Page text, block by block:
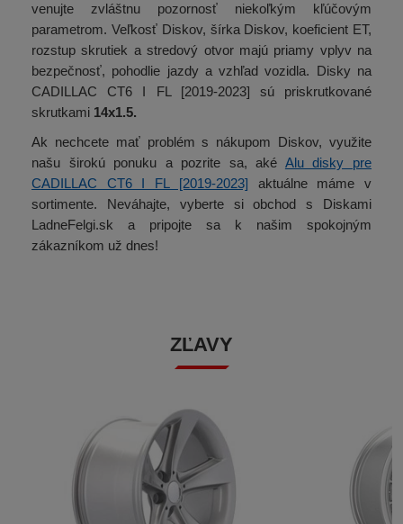
venujte zvláštnu pozornosť niekoľkým kľúčovým
parametrom. Veľkosť Diskov, šírka Diskov, koeficient ET,
rozstup skrutiek a stredový otvor majú priamy vplyv na
bezpečnosť, pohodlie jazdy a vzhľad vozidla. Disky na
CADILLAC CT6 I FL [2019-2023] sú priskrutkované
skrutkami 14x1.5.
Ak nechcete mať problém s nákupom Diskov, využite
našu širokú ponuku a pozrite sa, aké Alu disky pre
CADILLAC CT6 I FL [2019-2023] aktuálne máme v
sortimente. Neváhajte, vyberte si obchod s Diskami
LadneFelgi.sk a pripojte sa k našim spokojným
zákazníkom už dnes!
ZĽAVY